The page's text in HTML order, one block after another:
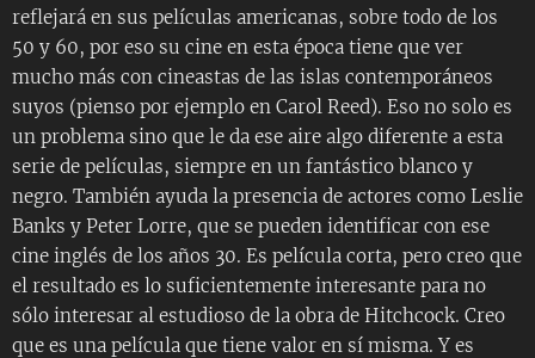
reflejará en sus películas americanas, sobre todo de los
50 y 60, por eso su cine en esta época tiene que ver
mucho más con cineastas de las islas contemporáneos
suyos (pienso por ejemplo en Carol Reed). Eso no solo es
un problema sino que le da ese aire algo diferente a esta
serie de películas, siempre en un fantástico blanco y
negro. También ayuda la presencia de actores como Leslie
Banks y Peter Lorre, que se pueden identificar con ese
cine inglés de los años 30. Es película corta, pero creo que
el resultado es lo suficientemente interesante para no
sólo interesar al estudioso de la obra de Hitchcock. Creo
que es una película que tiene valor en sí misma. Y es